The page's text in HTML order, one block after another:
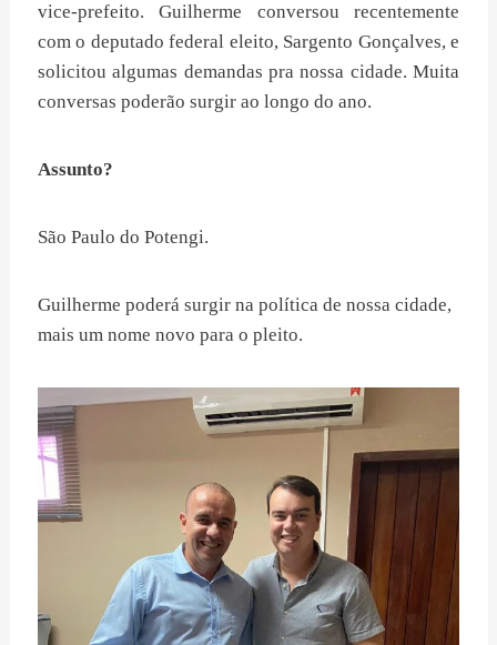
vice-prefeito. Guilherme conversou recentemente
com o deputado federal eleito, Sargento Gonçalves, e
solicitou algumas demandas pra nossa cidade. Muita
conversas poderão surgir ao longo do ano.
Assunto?
São Paulo do Potengi.
Guilherme poderá surgir na política de nossa cidade,
mais um nome novo para o pleito.